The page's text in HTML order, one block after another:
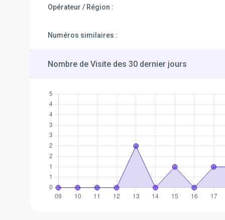
Opérateur / Région :
Numéros similaires :
Nombre de Visite des 30 dernier jours